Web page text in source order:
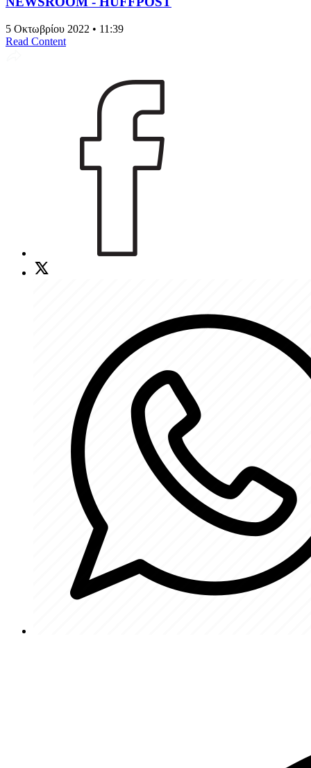
5 Οκτωβρίου 2022 • 11:39
Read Content